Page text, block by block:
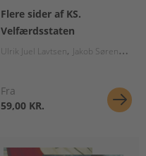
Flere sider af KS.
Velfærdsstaten
Ulrik Juel Lavtsen Jakob Sørensen
Fra
59,00 KR.